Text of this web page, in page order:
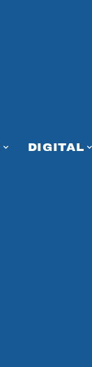
DIGITAL